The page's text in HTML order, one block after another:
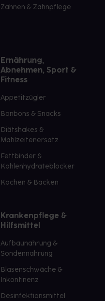
Zahnen & Zahnpflege
Ernährung,
Abnehmen, Sport &
Fitness
Appetitzügler
Bonbons & Snacks
Diätshakes &
Mahlzeitenersatz
Fettbinder &
Kohlenhydrateblocker
Kochen & Backen
Krankenpflege &
Hilfsmittel
Aufbaunahrung &
Sondennahrung
Blasenschwäche &
Inkontinenz
Desinfektionsmittel